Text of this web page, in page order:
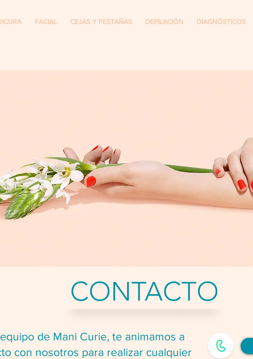
FACIAL CEJAS Y PESTAÑAS DEPILACIÓN DIAGNÓSTICOS
de Mani Curie, te animamos a
con nosotros para realizar cualquier
CONTACTO